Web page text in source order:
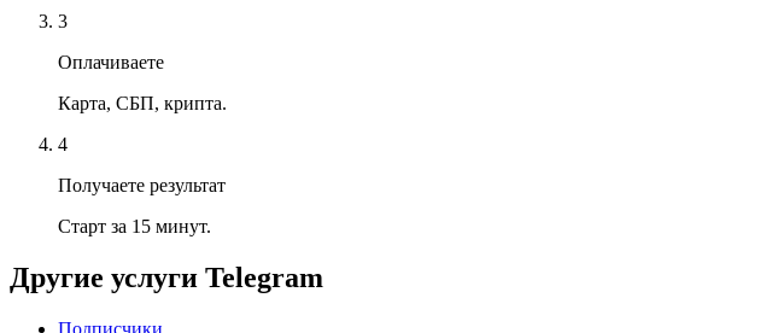
3
Оплачиваете
Карта, СБП, крипта.
4
Получаете результат
Старт за 15 минут.
Другие услуги Telegram
Подписчики